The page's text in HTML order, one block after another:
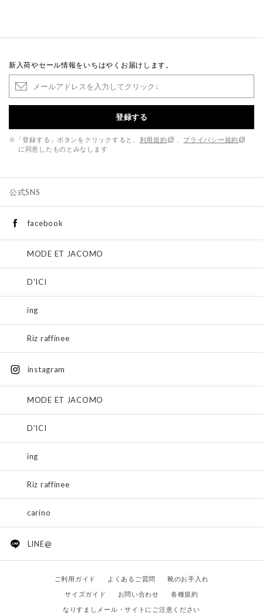
新入荷やセール情報をいちはやくお届けします。
登録する
※「登録する」ボタンをクリックすると、 利用規約
プライバシー規約
に同意したものとみなします
公式SNS
facebook
MODE ET JACOMO
D'ICI
ing
Riz raffinee
instagram
MODE ET JACOMO
D'ICI
ing
Riz raffinee
carino
LINE@
ご利用ガイド よくあるご質問
靴のお手入れ
サイズガイド
お問い合わせ
各種規約
なりすましメール・サイトにご注意ください